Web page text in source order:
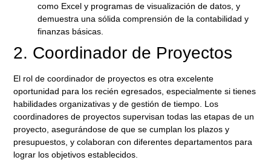
como Excel y programas de visualización de datos, y
demuestra una sólida comprensión de la contabilidad y
finanzas básicas.
2. Coordinador de Proyectos
El rol decoordinador de proyectos es otra excelente
oportunidad para los recién egresados, especialmente si tienes
habilidades organizativas y de gestión de tiempo. Los
coordinadores de proyectos supervisan todas las etapas de un
proyecto, asegurándose de que se cumplan los plazos y
presupuestos, y colaboran con diferentes departamentos para
lograr los objetivos establecidos.